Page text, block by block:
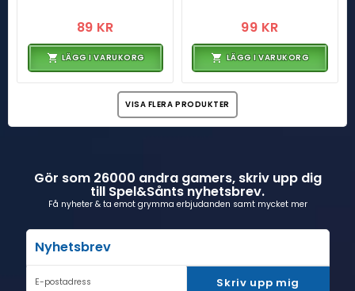
89 KR
LÄGG I VARUKORG
99 KR
LÄGG I VARUKORG
VISA FLERA PRODUKTER
Gör som 26000 andra gamers, skriv upp dig
till Spel&Sånts nyhetsbrev.
Få nyheter & ta emot grymma erbjudanden samt mycket mer
Nyhetsbrev
E-postadress Skriv upp mig